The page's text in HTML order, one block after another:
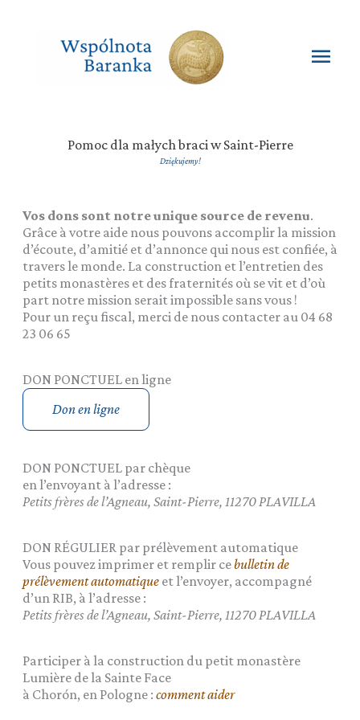
Pomoc dla małych braci w Saint-Pierre
Dziękujemy!
Vos dons sont notre unique source de revenu.
Grâce à votre aide nous pouvons accomplir la mission
d’écoute, d’amitié et d’annonce qui nous est confiée, à
travers le monde. La construction et l’entretien des
petits monastères et des fraternités où se vit et d’où
part notre mission serait impossible sans vous !
Pour un reçu fiscal, merci de nous contacter au 04 68
23 06 65
DON PONCTUEL en ligne
Don en ligne
DON PONCTUEL par chèque
en l’envoyant à l’adresse :
Petits frères de l’Agneau, Saint-Pierre, 11270 PLAVILLA
DON RÉGULIER par prélèvement automatique
Vous pouvez imprimer et remplir cebulletin de
prélèvement automatiqueet l’envoyer, accompagné
d’un RIB, à l’adresse :
Petits frères de l’Agneau, Saint-Pierre, 11270 PLAVILLA
Participer à la construction du petit monastère
Lumière de la Sainte Face
à Chorón, en Pologne : comment aider